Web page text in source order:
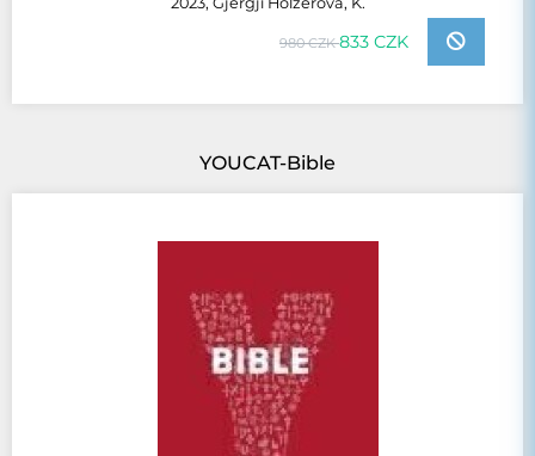
980 CZK833 CZK
YOUCAT-Bible